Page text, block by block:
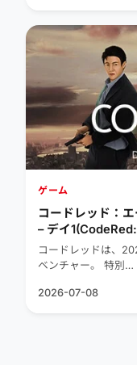
ゲーム
コードレッド：
– デイ
コードレッドは、
ベンチャー。 特別…
2026-07-08